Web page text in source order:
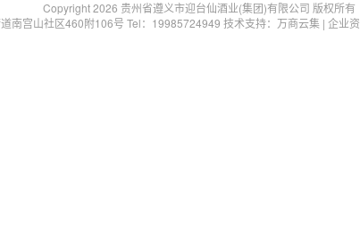
Copyright 2026 贵州省遵义市迎台仙酒业(集团)有限公司 版权所有
南宫山社区460附106号 Tel：19985724949 技术支持： 万商云集 | 企业